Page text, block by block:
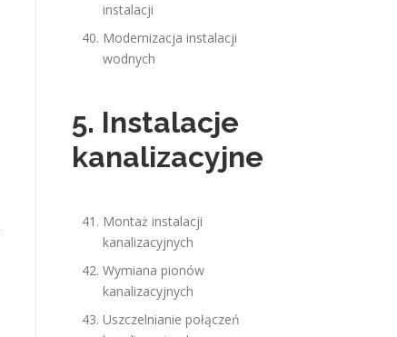
instalacji
Modernizacja instalacji
wodnych
5. Instalacje
kanalizacyjne
Montaż instalacji
kanalizacyjnych
Wymiana pionów
kanalizacyjnych
Uszczelnianie połączeń